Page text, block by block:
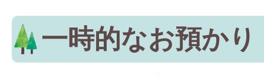
一時的なお預かり